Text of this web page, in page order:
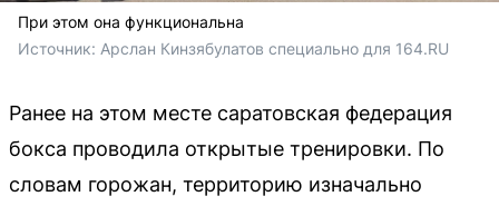
При этом она функциональна
Источник: Арслан Кинзябулатов специально для 164.RU
Ранее на этом месте саратовская федерация
бокса проводила открытые тренировки. По
словам горожан, территорию изначально